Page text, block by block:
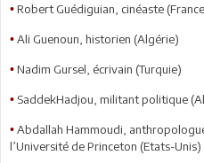
• Robert Guédiguian, cinéaste
• Ali Guenoun, historien (Algérie)
• Nadim Gursel, écrivain (Turquie)
• SaddekHadjou, militant politique
• Abdallah Hammoudi,
l’Université de Princeton (Etats-Unis)